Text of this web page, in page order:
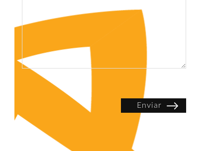
Enviar